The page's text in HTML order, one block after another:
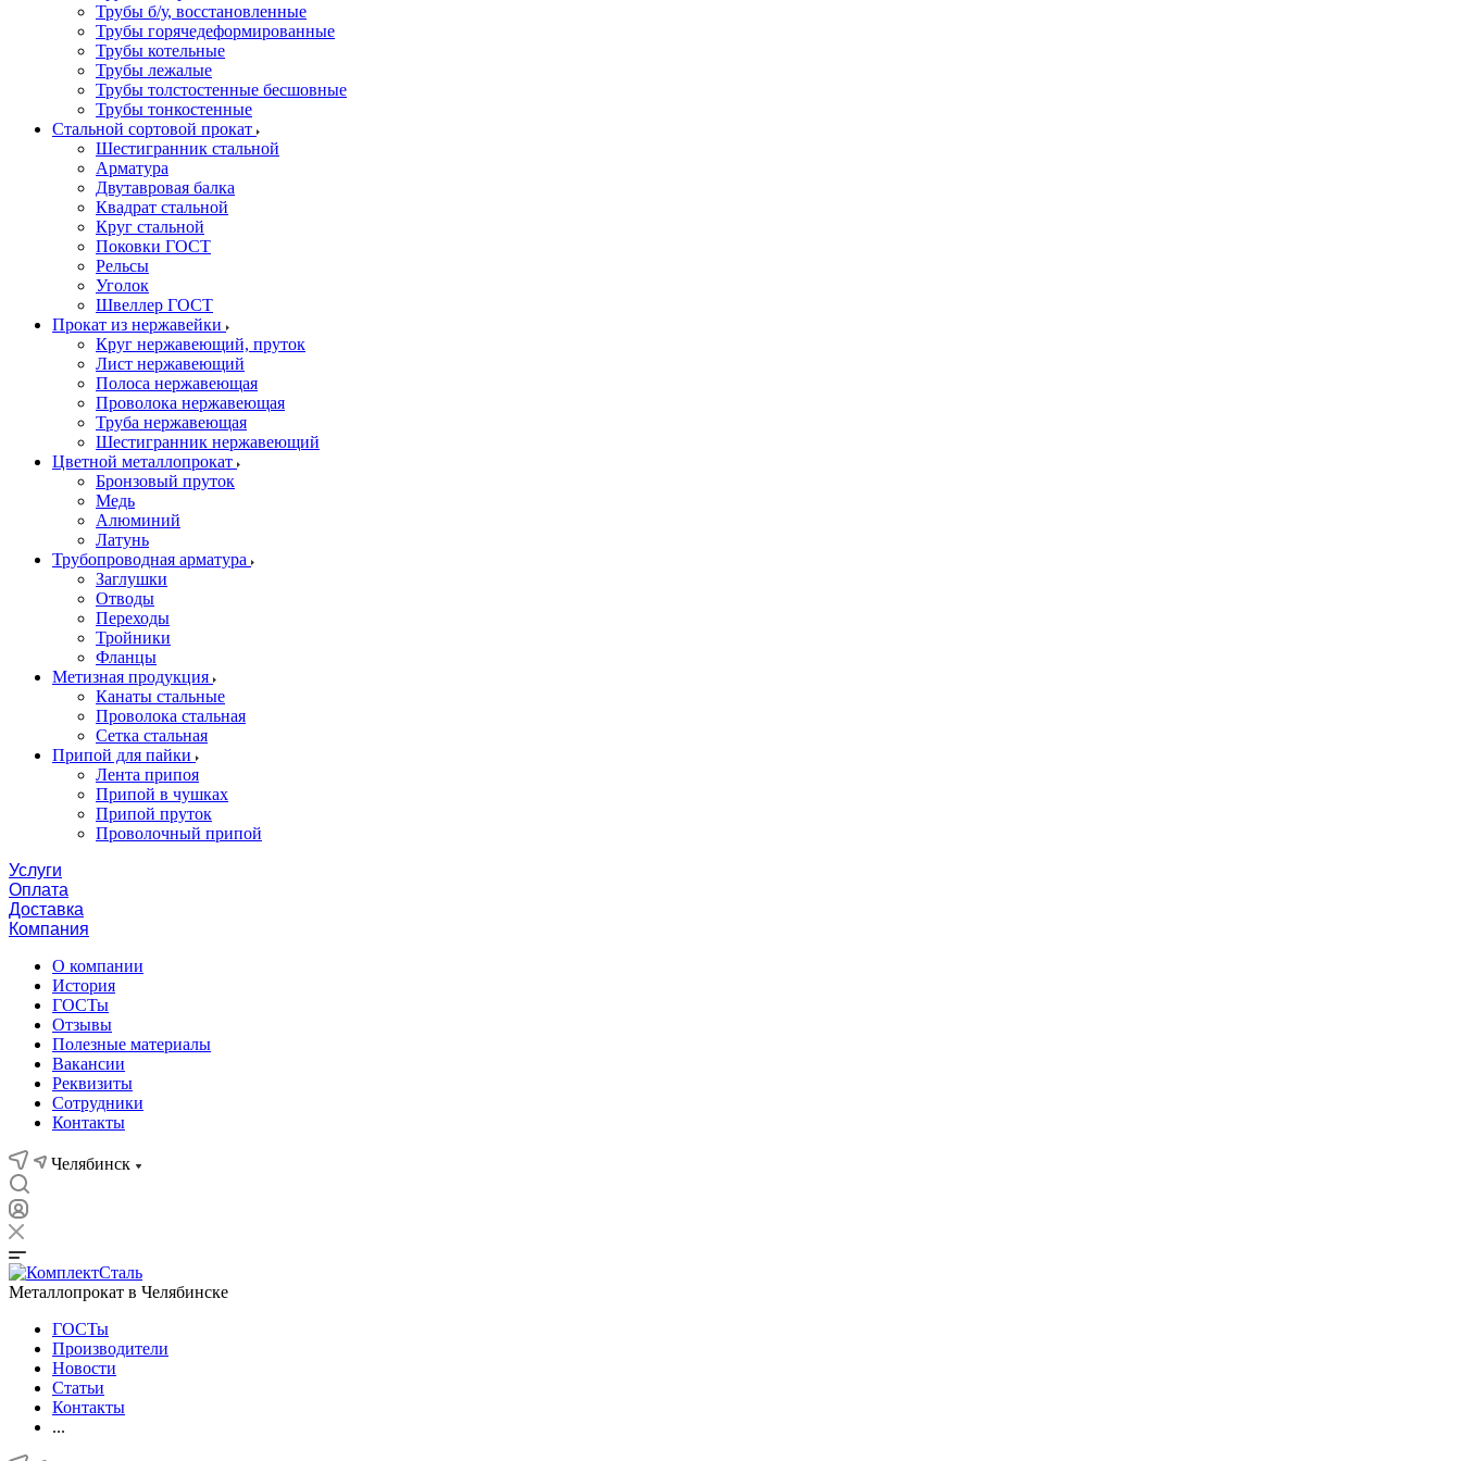
Трубы б/у, восстановленные
Трубы горячедеформированные
Трубы котельные
Трубы лежалые
Трубы толстостенные бесшовные
Трубы тонкостенные
Стальной сортовой прокат
Шестигранник стальной
Арматура
Двутавровая балка
Квадрат стальной
Круг стальной
Поковки ГОСТ
Рельсы
Уголок
Швеллер ГОСТ
Прокат из нержавейки
Круг нержавеющий, пруток
Лист нержавеющий
Полоса нержавеющая
Проволока нержавеющая
Труба нержавеющая
Шестигранник нержавеющий
Цветной металлопрокат
Бронзовый пруток
Медь
Алюминий
Латунь
Трубопроводная арматура
Заглушки
Отводы
Переходы
Тройники
Фланцы
Метизная продукция
Канаты стальные
Проволока стальная
Сетка стальная
Припой для пайки
Лента припоя
Припой в чушках
Припой пруток
Проволочный припой
Услуги
Оплата
Доставка
Компания
О компании
История
ГОСТы
Отзывы
Полезные материалы
Вакансии
Реквизиты
Сотрудники
Контакты
Челябинск
Металлопрокат в Челябинске
ГОСТы
Производители
Новости
Статьи
Контакты
...